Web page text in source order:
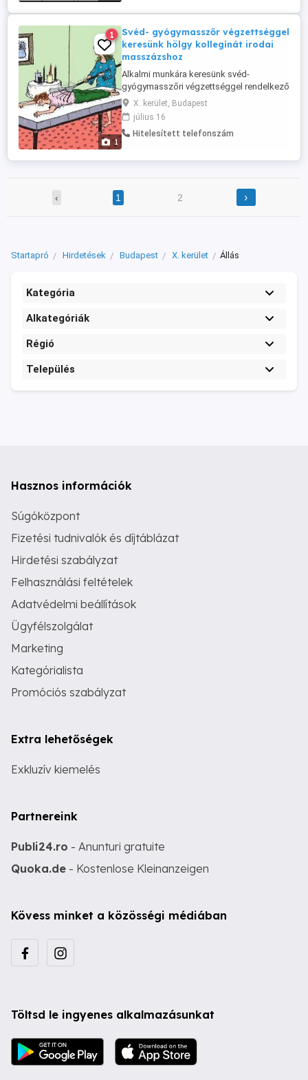
önéletrajzokat az email címre várjuk.
1
1
Svéd- gyógymasszőr végzettséggel
keresünk hölgy kollegínát irodai
masszázshoz
Alkalmi munkára keresünk svéd-
gyógymasszőri végzettséggel rendelkező
hölgyet (eseti bejelentéssel). Különböző
budapesti irodákban és heti kétszer X.
kerületi idős klubban lenne a
munkavégzés helyszíne. Masszázságyon,
hát, derék, olykor végtagok) Napi 10-11 ...
X. kerület, Budapest
július 16
Hitelesített telefonszám
‹ 1 2 ›
Startapró Hirdetések Budapest X. kerület Állás
Kategória
Alkategóriák
Régió
Település
Hasznos információk
Súgóközpont
Fizetési tudnivalók és díjtáblázat
Hirdetési szabályzat
Felhasználási feltételek
Adatvédelmi beállítások
Ügyfélszolgálat
Marketing
Kategórialista
Promóciós szabályzat
Extra lehetőségek
Exkluzív kiemelés
Partnereink
Publi24.ro - Anunturi gratuite
Quoka.de - Kostenlose Kleinanzeigen
Kövess minket a közösségi médiában
Töltsd le ingyenes alkalmazásunkat